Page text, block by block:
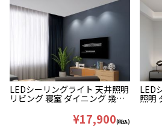
LEDシーリングライト 天井照明
リビング 寝室 ダイニング 幾何
¥17,900(税込)
LED
照明